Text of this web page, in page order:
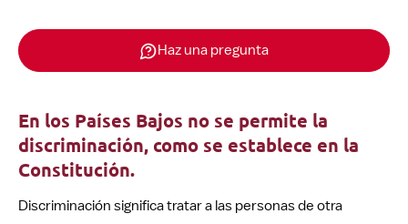
Haz una pregunta
En los Países Bajos no se permite la
discriminación, como se establece en la
Constitución.
Discriminación significa tratar a las personas de otra